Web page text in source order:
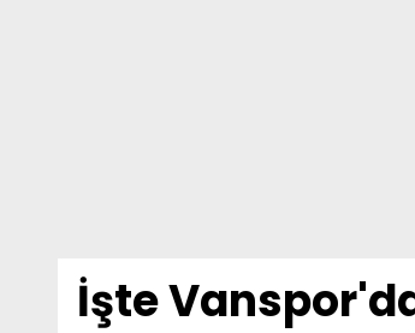
İşte